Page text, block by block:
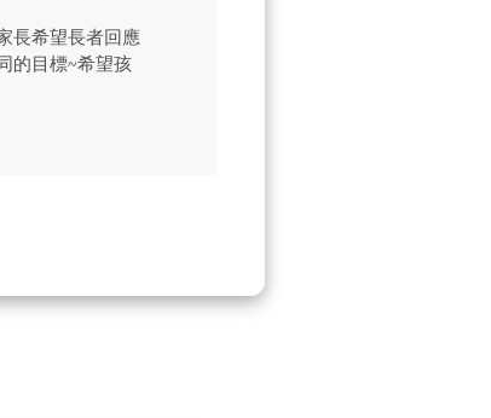
長希望長者回應
的目標~希望孩